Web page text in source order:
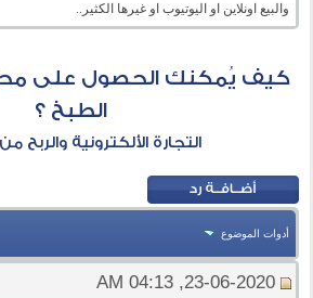
والبيع اونلاين او اليوتيوب او غيرها الكثير..
كيف يُمكنك الحصول على
الطبخ ؟
التجارة الألكترونية والربح
أدوات الموضوع
23-06-2020, 04:13 AM